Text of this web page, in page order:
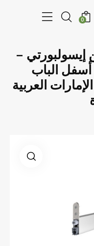
0
–
الباب
العربية